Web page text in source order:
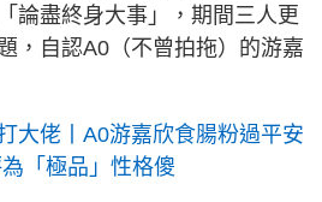
論盡終身大事」，期間三人更
，自認A0（不曾拍拖）的游嘉
大佬丨A0游嘉欣食腸粉過平安
「極品」性格傻